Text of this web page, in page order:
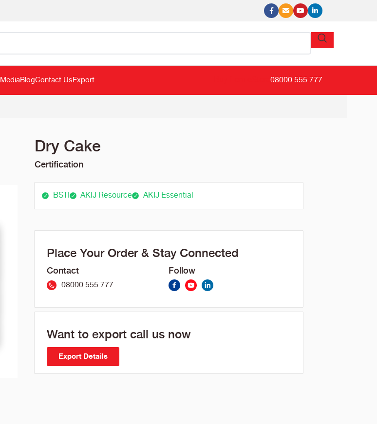
BN
MediaBlogContact UsExport 08000 555 777
Dry Cake
Certification
BSTI AKIJ Resource AKIJ Essential
Place Your Order & Stay Connected
Contact
08000 555 777
Follow
Want to export call us now
Export Details